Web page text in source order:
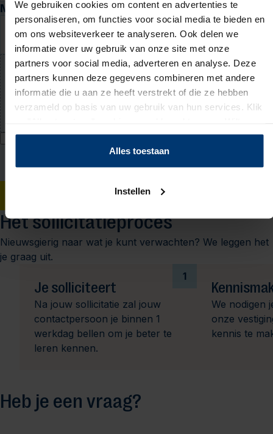
We gebruiken cookies om content en advertenties te
personaliseren, om functies voor social media te bieden en
om ons websiteverkeer te analyseren. Ook delen we
informatie over uw gebruik van onze site met onze
partners voor social media, adverteren en analyse. Deze
partners kunnen deze gegevens combineren met andere
informatie die u aan ze heeft verstrekt of die ze hebben
verzameld op basis van uw gebruik van hun services. Klik
liever geen cookies, klik dan op "instellen". Op onze
kunt u meer lezen over onze cookies.
Alles toestaan
Instellen
Motivatie en cv
Waarom past deze baan bij jou? (niet verplicht)
Upload jouw cv (niet verplicht)
verwerken voor bemiddeling naar werk en mij hiervoor te benaderen
Solliciteren
Het sollicitatieproces
Nieuwsgierig naar wat je kunt verwachten? We leggen het
je graag uit.
1
Je solliciteert
Na jouw sollicitatie zal jouw
contactpersoon je binnen 1
werkdag bellen om je beter te
leren kennen.
We nodigen
onze
kennis te
Heb je een vraag?